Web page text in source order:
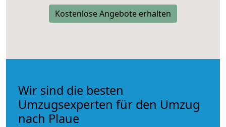
Kostenlose Angebote erhalten
Wir sind die besten
Umzugsexperten für den Umzug
nach Plaue